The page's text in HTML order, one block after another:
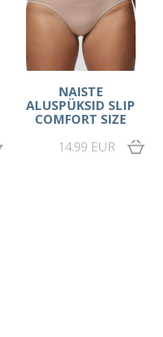
NAISTE
ALUSPÜKSID SLIP
COMFORT SIZE
14.99 EUR